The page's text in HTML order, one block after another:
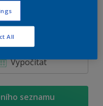
výpočet barvy
Vypočítat
seznamu
All